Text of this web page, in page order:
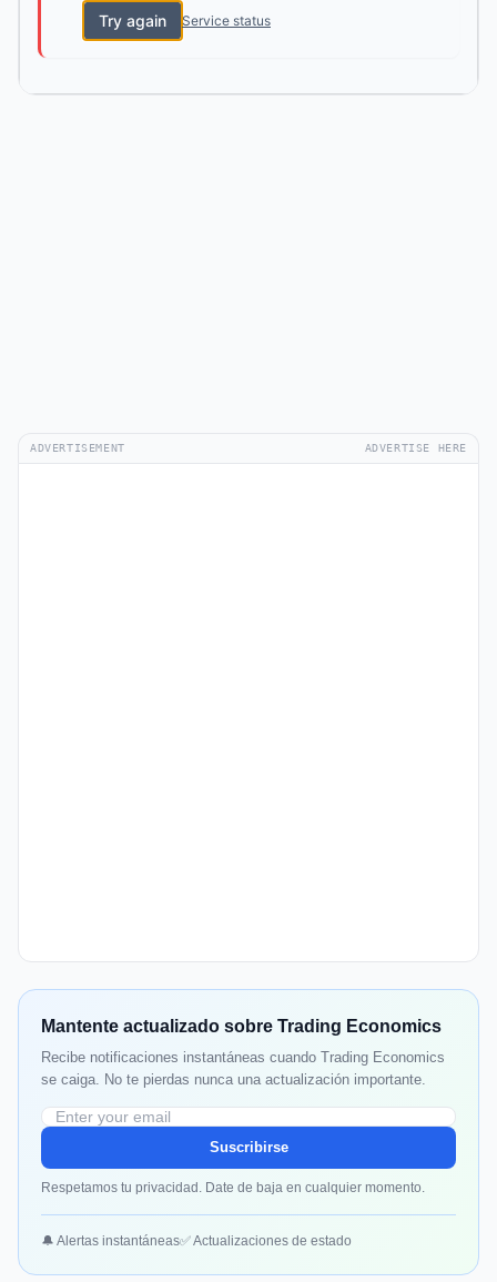
Try again Service status
ADVERTISEMENT ADVERTISE HERE
Mantente actualizado sobre Trading Economics
Recibe notificaciones instantáneas cuando Trading Economics
se caiga. No te pierdas nunca una actualización importante.
Suscribirse
Respetamos tu privacidad. Date de baja en cualquier momento.
🔔 Alertas instantáneas✅ Actualizaciones de estado